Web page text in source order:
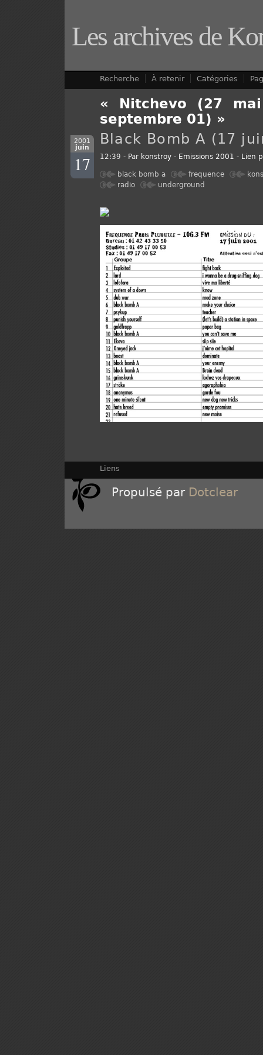
Les archives de
Recherche À retenir Catégories
« Nitchevo (27
septembre 01) »
2001
juin
17
Black Bomb A (17
12:39 - Par konstroy - Emissions 2001 - Lien
black bomb a frequence
radio
underground
Liens
Propulsé par Dotclear